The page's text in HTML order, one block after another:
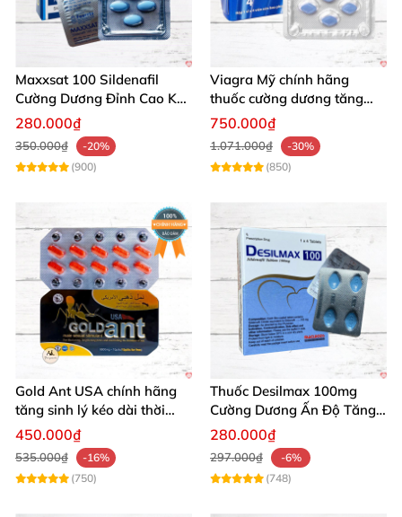
trải nghiệm sự khác biệt vượt trội!
Maxxsat 100 Sildenafil
Cường Dương Đỉnh Cao Kéo
Dài Đêm Dài
280.000₫
350.000₫
-20%
(900)
Viagra Mỹ chính hãng
thuốc cường dương tăng
cường sinh lực nam giới
nhập khẩu
750.000₫
1.071.000₫
-30%
(850)
Gold Ant USA chính hãng
tăng sinh lý kéo dài thời
gian xuất tinh sớm
450.000₫
535.000₫
-16%
(750)
Thuốc Desilmax 100mg
Cường Dương Ấn Độ Tăng
Sinh Lý Tốt Nhất
280.000₫
297.000₫
-6%
(748)